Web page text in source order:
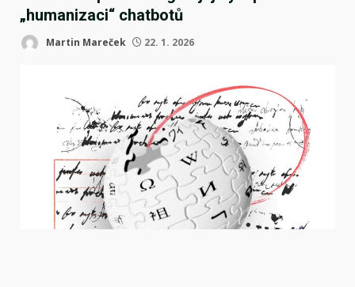
„humanizaci“ chatbotů
Martin Mareček 22. 1. 2026